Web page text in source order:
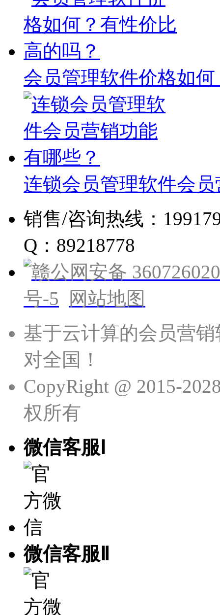
会员管理软件价格如
连锁会员管理软件会
销售/咨询热线：
Q：89218778
赣公网安备
号-5
网站地图
基于云计算的会员营
对全国！
CopyRight @ 2015-
权所有
微信客服Ⅰ
微信客服Ⅱ